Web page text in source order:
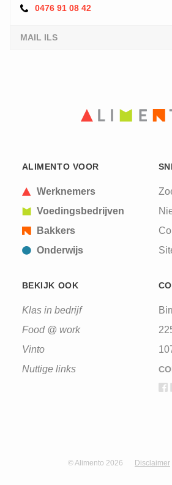
0476 91 08 42
MAIL ILS
ALIMENTO VOOR
Werknemers
Voedingsbedrijven
Bakkers
Onderwijs
BEKIJK OOK
Klas in bedrijf
Food @ work
Vinto
Nuttige links
© Alimento 2026 Disclaimer